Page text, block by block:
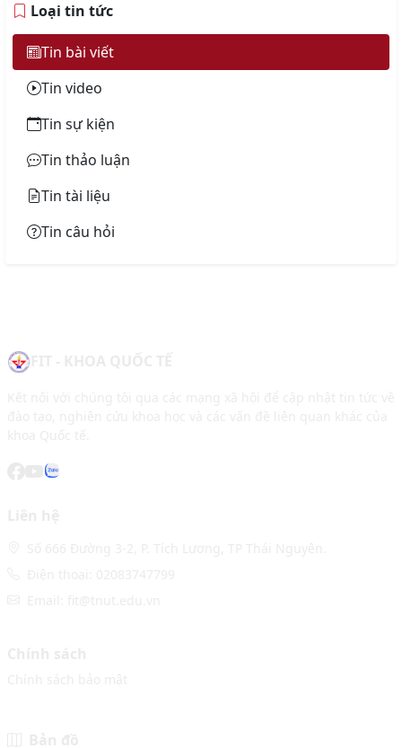
Loại tin tức
Tin bài viết
Tin video
Tin sự kiện
Tin thảo luận
Tin tài liệu
Tin câu hỏi